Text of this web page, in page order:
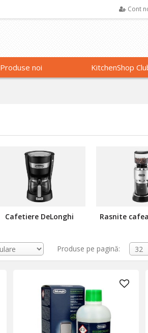
Cont
Produse noi KitchenShop
Cafetiere DeLonghi Rasnite
Produse pe pagină: